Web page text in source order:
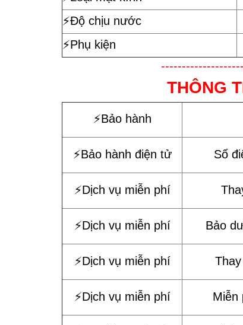
⚡️Độ chịu nước
⚡️Phụ kiện
THÔNG
⚡️Bảo hành
⚡️Bảo hành điện tử Số
⚡️Dịch vụ miễn phí
⚡️Dịch vụ miễn phí Bảo
⚡️Dịch vụ miễn phí
⚡️Dịch vụ miễn phí Miễn